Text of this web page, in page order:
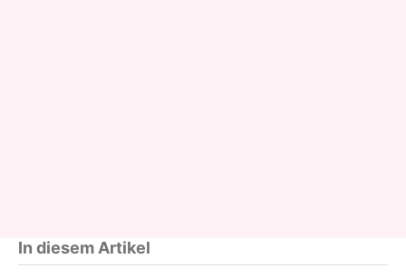
In diesem Artikel